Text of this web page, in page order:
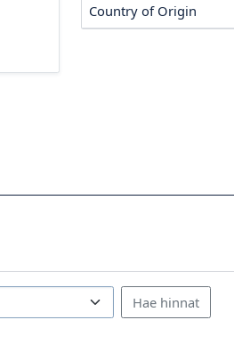
Country of Origin